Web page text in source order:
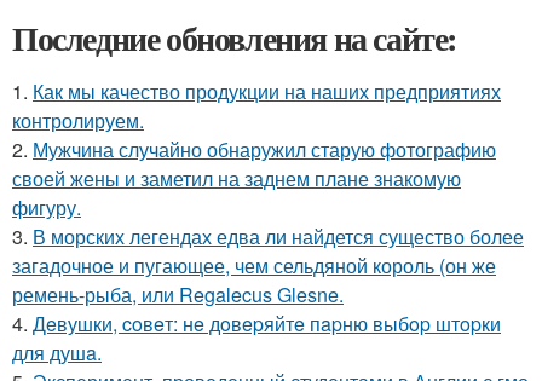
Последние обновления на сайте:
1. Как мы качество продукции на наших предприятиях
контролируем.
2. Мужчина случайно обнаружил старую фотографию
своей жены и заметил на заднем плане знакомую
фигуру.
3. В морских легендах едва ли найдется существо более
загадочное и пугающее, чем сельдяной король (он же
ремень-рыба, или Regalecus Glesne.
4. Дeвушки, coвeт: нe дoвepяйтe пapню выбop штopки
для душa.